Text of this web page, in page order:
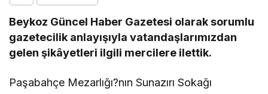
Beykoz Güncel Haber Gazetesi olarak sorumlu
gazetecilik anlayışıyla vatandaşlarımızdan
gelen şikâyetleri ilgili mercilere ilettik.
Paşabahçe Mezarlığı?nın Sunazırı Sokağı